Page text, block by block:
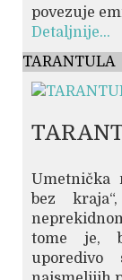
povezuje
Detaljnije...
TARANTULA
Umetnička
bez
tome je,